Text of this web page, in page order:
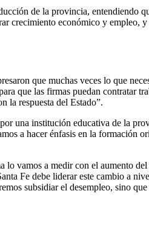
de la provincia, entendiendo
crecimiento económico y empleo,
que muchas veces lo que
que las firmas puedan contratar
la respuesta del Estado”.
una institución educativa de la
a hacer énfasis en la formación
vamos a medir con el aumento
Fe debe liderar este cambio a
subsidiar el desempleo, sino